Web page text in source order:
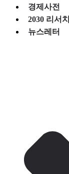
경제사전
2030 리서치
뉴스레터